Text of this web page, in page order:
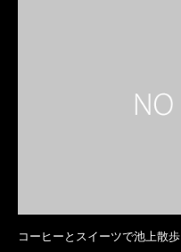
コーヒーとスイーツで池上散歩